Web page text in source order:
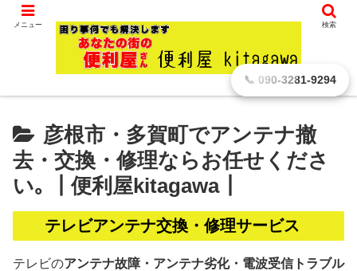
電気工事・配線修理
アンテナ交換・取り外し
のみでも対応可能
彦根市・多賀町でアンテナ撤
去・交換・修理ならお任せくださ
い｡ ┃便利屋kitagawa┃
テレビアンテナ交換・修理サービス
テレビのアンテナ故障・アンテナ劣化・電波受信トラブル
メニュー 検索
📞 090-3281-9294